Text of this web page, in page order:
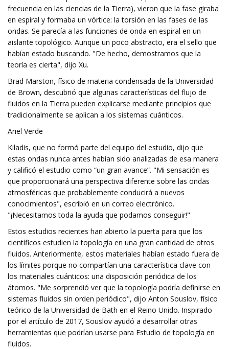
frecuencia en las ciencias de la Tierra), vieron que la fase giraba
en espiral y formaba un vórtice: la torsión en las fases de las
ondas. Se parecía a las funciones de onda en espiral en un
aislante topológico. Aunque un poco abstracto, era el sello que
habían estado buscando. "De hecho, demostramos que la
teoría es cierta", dijo Xu.
Brad Marston, físico de materia condensada de la Universidad
de Brown, descubrió que algunas características del flujo de
fluidos en la Tierra pueden explicarse mediante principios que
tradicionalmente se aplican a los sistemas cuánticos.
Ariel Verde
Kiladis, que no formó parte del equipo del estudio, dijo que
estas ondas nunca antes habían sido analizadas de esa manera
y calificó el estudio como “un gran avance”. "Mi sensación es
que proporcionará una perspectiva diferente sobre las ondas
atmosféricas que probablemente conducirá a nuevos
conocimientos", escribió en un correo electrónico.
"¡Necesitamos toda la ayuda que podamos conseguir!"
Estos estudios recientes han abierto la puerta para que los
científicos estudien la topología en una gran cantidad de otros
fluidos. Anteriormente, estos materiales habían estado fuera de
los límites porque no compartían una característica clave con
los materiales cuánticos: una disposición periódica de los
átomos. "Me sorprendió ver que la topología podría definirse en
sistemas fluidos sin orden periódico", dijo Anton Souslov, físico
teórico de la Universidad de Bath en el Reino Unido. Inspirado
por el artículo de 2017, Souslov ayudó a desarrollar otras
herramientas que podrían usarse para Estudio de topología en
fluidos.